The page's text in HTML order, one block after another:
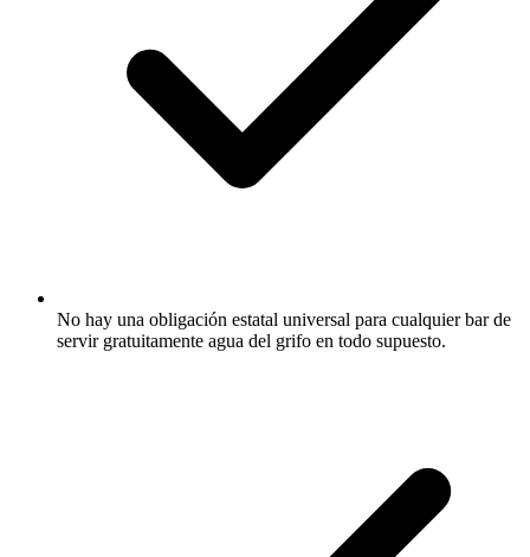
No hay una obligación estatal universal para cualquier bar de
servir gratuitamente agua del grifo en todo supuesto.